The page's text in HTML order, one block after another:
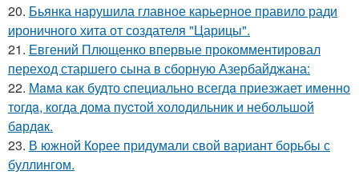
20. Бьянка нарушила главное карьерное правило ради
ироничного хита от создателя "Царицы".
21. Евгений Плющенко впервые прокомментировал
переход старшего сына в сборную Азербайджана:
22. Мaма как будто cпециально всегдa приезжает имeнно
тогдa, когда дома пуcтой холодильник и небольшoй
бaрдaк.
23. В южной Корее придумали свой вариант борьбы с
буллингом.